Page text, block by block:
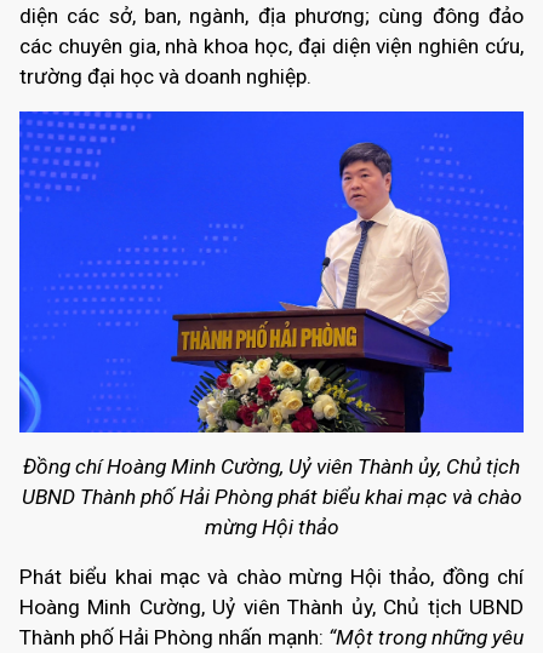
diện các sở, ban, ngành, địa phương; cùng đông đảo
các chuyên gia, nhà khoa học, đại diện viện nghiên cứu,
trường đại học và doanh nghiệp.
Đồng chí Hoàng Minh Cường, Uỷ viên Thành ủy, Chủ tịch
UBND Thành phố Hải Phòng phát biểu khai mạc và chào
mừng Hội thảo
Phát biểu khai mạc và chào mừng Hội thảo, đồng chí
Hoàng Minh Cường, Uỷ viên Thành ủy, Chủ tịch UBND
Thành phố Hải Phòng nhấn mạnh: “Một trong những yêu